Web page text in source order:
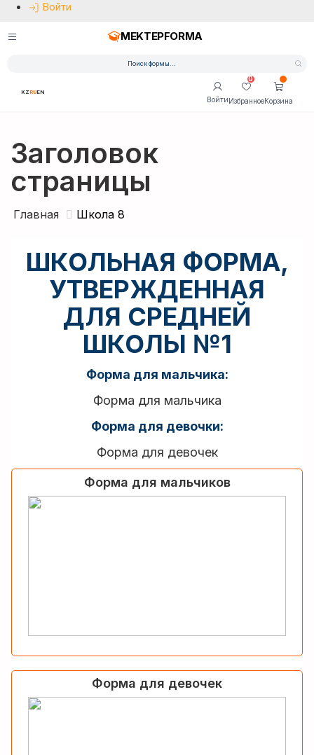
Войти
MEKTEPFORMA
KZRUEN
Войти
0
ИзбранноеКорзина
Заголовок
страницы
Главная Школа 8
ШКОЛЬНАЯ ФОРМА,
УТВЕРЖДЕННАЯ
ДЛЯ СРЕДНЕЙ
ШКОЛЫ №1
Форма для мальчика:
Форма для мальчика
Форма для девочки:
Форма для девочек
Форма для мальчиков
Форма для девочек